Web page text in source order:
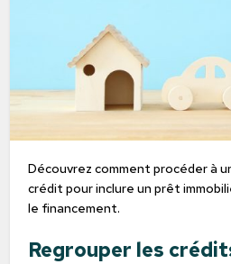
Découvrez comment procéder à
crédit pour inclure un prêt
le financement.
Regrouper les